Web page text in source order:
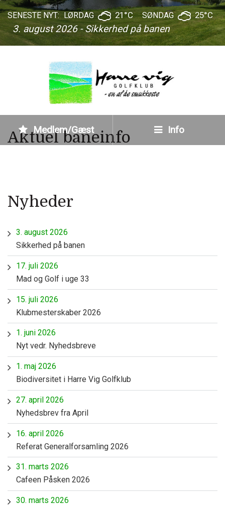
SENESTE NYT:
3. august 2026 - Sikkerhed på banen
LØRDAG 21°C SØNDAG 25°C
Medlem/Gæst Info
Aktuel baneinfo
Nyheder
3. august 2026
Sikkerhed på banen
17. juli 2026
Mad og Golf i uge 33
15. juli 2026
Klubmesterskaber 2026
1. juni 2026
Nyt vedr. Nyhedsbreve
1. maj 2026
Biodiversitet i Harre Vig Golfklub
27. april 2026
Nyhedsbrev fra April
16. april 2026
Referat Generalforsamling 2026
31. marts 2026
Cafeen Påsken 2026
30. marts 2026